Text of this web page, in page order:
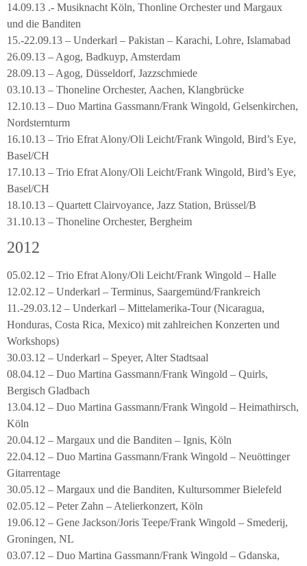
14.09.13 .- Musiknacht Köln, Thonline Orchester und Margaux
und die Banditen
15.-22.09.13 – Underkarl – Pakistan – Karachi, Lohre, Islamabad
26.09.13 – Agog, Badkuyp, Amsterdam
28.09.13 – Agog, Düsseldorf, Jazzschmiede
03.10.13 – Thoneline Orchester, Aachen, Klangbrücke
12.10.13 – Duo Martina Gassmann/Frank Wingold, Gelsenkirchen,
Nordsternturm
16.10.13 – Trio Efrat Alony/Oli Leicht/Frank Wingold, Bird’s Eye,
Basel/CH
17.10.13 – Trio Efrat Alony/Oli Leicht/Frank Wingold, Bird’s Eye,
Basel/CH
18.10.13 – Quartett Clairvoyance, Jazz Station, Brüssel/B
31.10.13 – Thoneline Orchester, Bergheim
2012
05.02.12 – Trio Efrat Alony/Oli Leicht/Frank Wingold – Halle
12.02.12 – Underkarl – Terminus, Saargemünd/Frankreich
11.-29.03.12 – Underkarl – Mittelamerika-Tour (Nicaragua,
Honduras, Costa Rica, Mexico) mit zahlreichen Konzerten und
Workshops)
30.03.12 – Underkarl – Speyer, Alter Stadtsaal
08.04.12 – Duo Martina Gassmann/Frank Wingold – Quirls,
Bergisch Gladbach
13.04.12 – Duo Martina Gassmann/Frank Wingold – Heimathirsch,
Köln
20.04.12 – Margaux und die Banditen – Ignis, Köln
22.04.12 – Duo Martina Gassmann/Frank Wingold – Neuöttinger
Gitarrentage
30.05.12 – Margaux und die Banditen, Kultursommer Bielefeld
02.05.12 – Peter Zahn – Atelierkonzert, Köln
19.06.12 – Gene Jackson/Joris Teepe/Frank Wingold – Smederij,
Groningen, NL
03.07.12 – Duo Martina Gassmann/Frank Wingold – Gdanska,